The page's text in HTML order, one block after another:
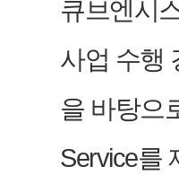
큐브엔시
사업 수행
을 바탕으
Service를